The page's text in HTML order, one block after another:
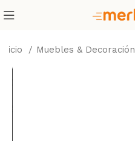
Inicio Muebles & Decoración